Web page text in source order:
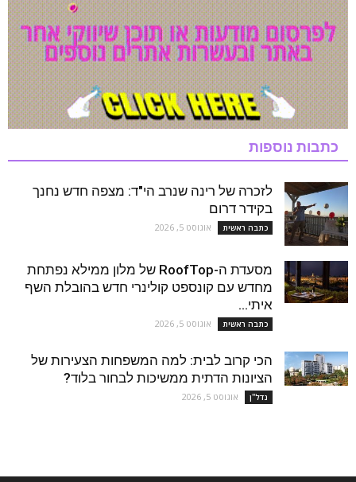
כתבות נוספות
לזכרה של רינה שנרב הי"ד: מצפה חדש נחנך
בקידר דרום
כתבה ראשית אוגוסט 5, 2026
מסעדת ה-RoofTop של מלון ממילא נפתחת
מחדש עם קונספט קולינרי חדש בהובלת השף
איתי...
כתבה ראשית אוגוסט 5, 2026
הכי קרוב לבית: למה המשפחות הצעירות של
הציונות הדתית ממשיכות לבחור בלוד?
נדל''ן אוגוסט 5, 2026